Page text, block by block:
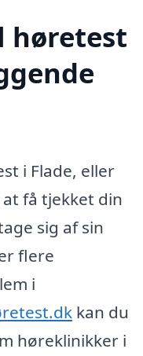
høretest
i Flade, eller
få tjekket din
sig af sin
flere
i
kan du
høreklinikker i